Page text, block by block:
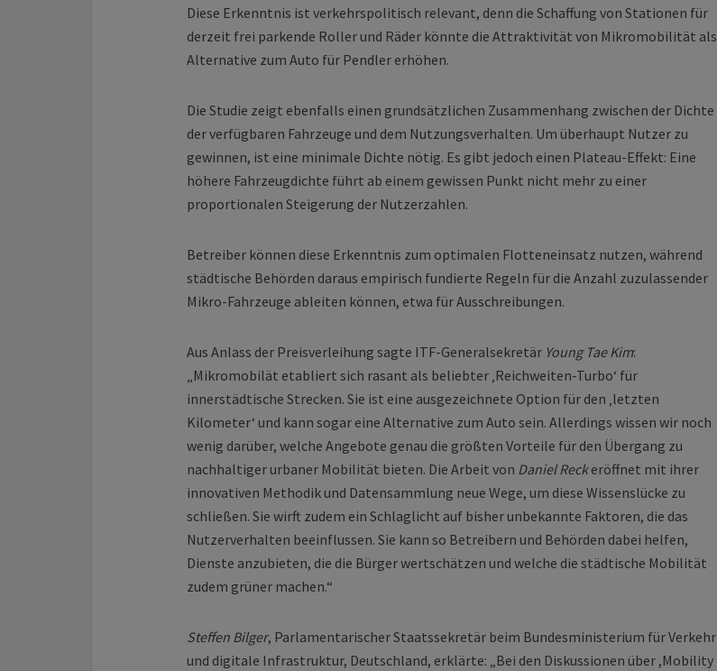
Diese Erkenntnis ist verkehrspolitisch relevant, denn die Schaffung von Stationen für
derzeit frei parkende Roller und Räder könnte die Attraktivität von Mikromobilität als
Alternative zum Auto für Pendler erhöhen.
Die Studie zeigt ebenfalls einen grundsätzlichen Zusammenhang zwischen der Dichte
der verfügbaren Fahrzeuge und dem Nutzungsverhalten. Um überhaupt Nutzer zu
gewinnen, ist eine minimale Dichte nötig. Es gibt jedoch einen Plateau-Effekt: Eine
höhere Fahrzeugdichte führt ab einem gewissen Punkt nicht mehr zu einer
proportionalen Steigerung der Nutzerzahlen.
Betreiber können diese Erkenntnis zum optimalen Flotteneinsatz nutzen, während
städtische Behörden daraus empirisch fundierte Regeln für die Anzahl zuzulassender
Mikro-Fahrzeuge ableiten können, etwa für Ausschreibungen.
Aus Anlass der Preisverleihung sagte ITF-Generalsekretär Young Tae Kim:
„Mikromobilät etabliert sich rasant als beliebter ‚Reichweiten-Turbo‘ für
innerstädtische Strecken. Sie ist eine ausgezeichnete Option für den ‚letzten
Kilometer‘ und kann sogar eine Alternative zum Auto sein. Allerdings wissen wir noch
wenig darüber, welche Angebote genau die größten Vorteile für den Übergang zu
nachhaltiger urbaner Mobilität bieten. Die Arbeit von Daniel Reckeröffnet mit ihrer
innovativen Methodik und Datensammlung neue Wege, um diese Wissenslücke zu
schließen. Sie wirft zudem ein Schlaglicht auf bisher unbekannte Faktoren, die das
Nutzerverhalten beeinflussen. Sie kann so Betreibern und Behörden dabei helfen,
Dienste anzubieten, die die Bürger wertschätzen und welche die städtische Mobilität
zudem grüner machen.“
Steffen Bilger, Parlamentarischer Staatssekretär beim Bundesministerium für Verkehr
und digitale Infrastruktur, Deutschland, erklärte: „Bei den Diskussionen über ,Mobility